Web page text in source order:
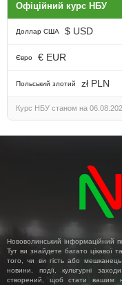
Офіційний курс НБУ
Доллар США $ USD
Євро € EUR
Польський злотий zł PLN
Курс НБУ станом на
Нововолинський інформаційний
Тут ви знайдете багато цікавої
того, чи ви гість або мешканець.
новини, події, культурні
створений, щоб стати вашим